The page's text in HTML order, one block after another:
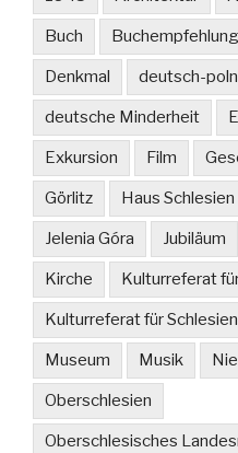
Buch Buchempfehlung
Denkmal deutsch-
deutsche Minderheit
Exkursion Film
Görlitz Haus Schlesien
Jelenia Góra Jubiläum
Kirche Kulturreferat
Kulturreferat für Schlesien
Museum Musik
Oberschlesien
Oberschlesisches